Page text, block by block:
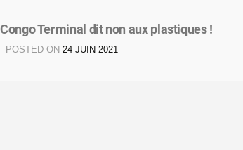
Congo Terminal dit non aux plastiques !
POSTED ON 24 JUIN 2021